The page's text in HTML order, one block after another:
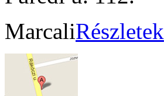
MarcaliRészletek